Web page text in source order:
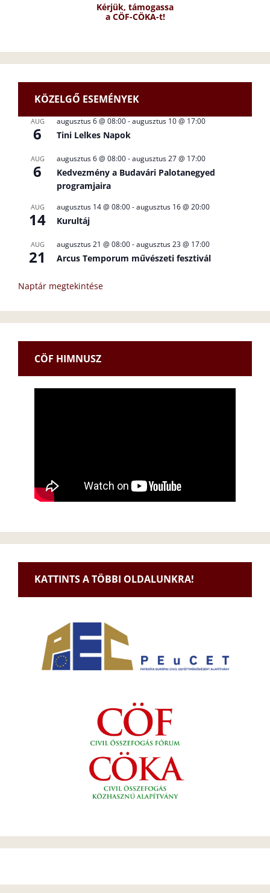
Kérjük, támogassa
a CÖF-CÖKA-t!
KÖZELGŐ ESEMÉNYEK
AUG
6
augusztus 6 @ 08:00-augusztus 10 @ 17:00
Tini Lelkes Napok
AUG
6
augusztus 6 @ 08:00-augusztus 27 @ 17:00
Kedvezmény a Budavári Palotanegyed
programjaira
AUG
14
augusztus 14 @ 08:00-augusztus 16 @ 20:00
Kurultáj
AUG
21
augusztus 21 @ 08:00-augusztus 23 @ 17:00
Arcus Temporum művészeti fesztivál
Naptár megtekintése
CÖF HIMNUSZ
KATTINTS A TÖBBI OLDALUNKRA!